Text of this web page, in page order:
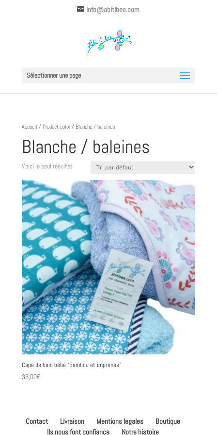
info@abitibee.com
Sélectionner une page
Accueil / Product color / Blanche / baleines
Blanche / baleines
Voici le seul résultat
Cape de bain bébé “Bambou et imprimés”
36,00€
Contact Livraison Mentions legales
Boutique
Ils nous font confiance
Notre histoire